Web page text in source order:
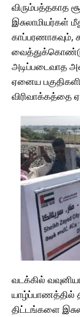
விரும்பத்தகாத
இசுலாமியர்கள்
காப்பரணாகவும்,
வைத்துக்கொண்டு
அடிப்படைவாத
ஏனைய
விரிவாக்கத்தை
வடக்கில்
யாழ்ப்பாணத்தில்
திட்டங்களை